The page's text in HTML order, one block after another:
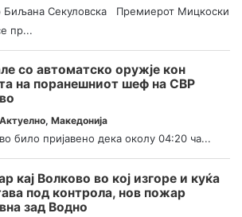
Биљана Секуловска Премиерот Мицкоски
пр...
со автоматско оружје кон
на поранешниот шеф на СВР
Актуелно, Македонија
било пријавено дека околу 04:20 ча...
кај Волково во кој изгоре и куќа
под контрола, нов пожар
зад Водно